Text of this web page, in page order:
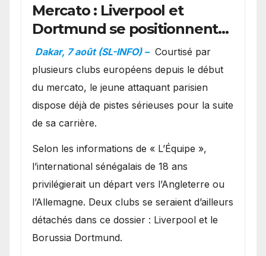
Mercato : Liverpool et
Dortmund se positionnent
en favoris pour recruter
Ibrahim Mbaye
Dakar, 7 août (SL-INFO) – Courtisé par
plusieurs clubs européens depuis le début
du mercato, le jeune attaquant parisien
dispose déjà de pistes sérieuses pour la suite
de sa carrière.
Selon les informations de « L’Équipe »,
l’international sénégalais de 18 ans
privilégierait un départ vers l’Angleterre ou
l’Allemagne. Deux clubs se seraient d’ailleurs
détachés dans ce dossier : Liverpool et le
Borussia Dortmund.